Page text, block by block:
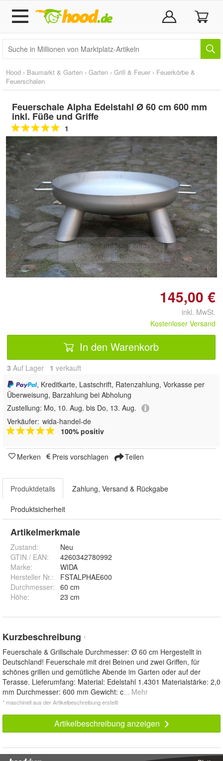
Hood › Baumarkt & Garten › Garten › Grill & Feuer › Feuerkörbe &
Feuerschalen
Feuerschale Alpha Edelstahl Ø 60 cm 600 mm
inkl. Füße und Griffe
1
Doppelt antippen zum
vergrößern
145,00 €
inkl. MwSt.
Kostenloser Versand
In den Warenkorb
3 Auf Lager 1 verkauft
, Kreditkarte, Lastschrift, Ratenzahlung, Vorkasse per
Überweisung, Barzahlung bei Abholung
Zustellung: Mo, 10. Aug. bis Do, 13. Aug.
Verkäufer: wida-handel-de
100% positiv
Merken Preis vorschlagen Teilen
Produktdetails Zahlung, Versand & Rückgabe
Produktsicherheit
Artikelmerkmale
Zustand:
Neu
GTIN / EAN:
4260342780992
Marke:
WIDA
Hersteller Nr.:
FSTALPHAE600
Durchmesser: 60 cm
Höhe: 23 cm
Kurzbeschreibung *
Feuerschale & Grillschale Durchmesser: Ø 60 cm Hergestellt in
Deutschland! Feuerschale mit drei Beinen und zwei Griffen, für
schönes grillen und gemütliche Abende im Garten oder auf der
Terasse. Lieferumfang: Material: Edelstahl 1.4301 Materialstärke: 2,0
mm Durchmesser: 600 mm Gewicht: c... Mehr
* maschinell aus der Artikelbeschreibung erstellt
Artikelbeschreibung anzeigen